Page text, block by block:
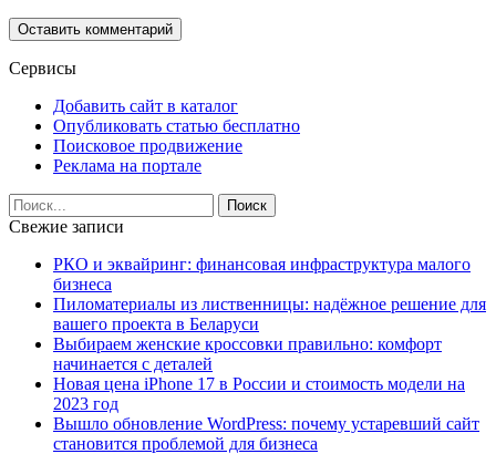
Сервисы
Добавить сайт в каталог
Опубликовать статью бесплатно
Поисковое продвижение
Реклама на портале
Свежие записи
РКО и эквайринг: финансовая инфраструктура малого
бизнеса
Пиломатериалы из лиственницы: надёжное решение для
вашего проекта в Беларуси
Выбираем женские кроссовки правильно: комфорт
начинается с деталей
Новая цена iPhone 17 в России и стоимость модели на
2023 год
Вышло обновление WordPress: почему устаревший сайт
становится проблемой для бизнеса